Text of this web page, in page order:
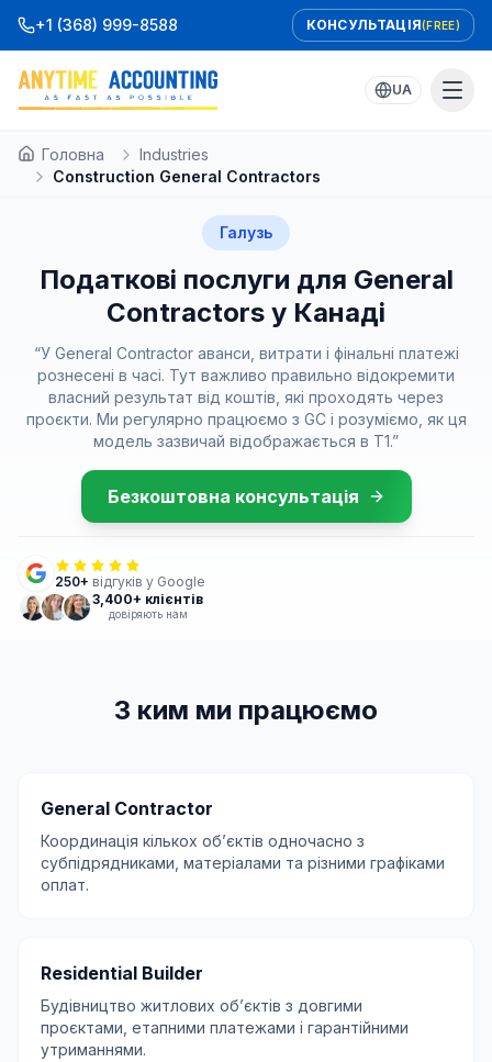
Перейти до вмісту
+1 (368) 999-8588 КОНСУЛЬТАЦІЯ(FREE)
UA
Головна
Industries
Construction General Contractors
Галузь
Податкові послуги для General
Contractors у Канаді
“У General Contractor аванси, витрати і фінальні платежі
рознесені в часі. Тут важливо правильно відокремити
власний результат від коштів, які проходять через
проєкти. Ми регулярно працюємо з GC і розуміємо, як ця
модель зазвичай відображається в T1.”
Безкоштовна консультація
250+ відгуків у Google
3,400+ клієнтів
довіряють нам
З ким ми працюємо
General Contractor
Координація кількох обʼєктів одночасно з
субпідрядниками, матеріалами та різними графіками
оплат.
Residential Builder
Будівництво житлових обʼєктів з довгими
проєктами, етапними платежами і гарантійними
утриманнями.